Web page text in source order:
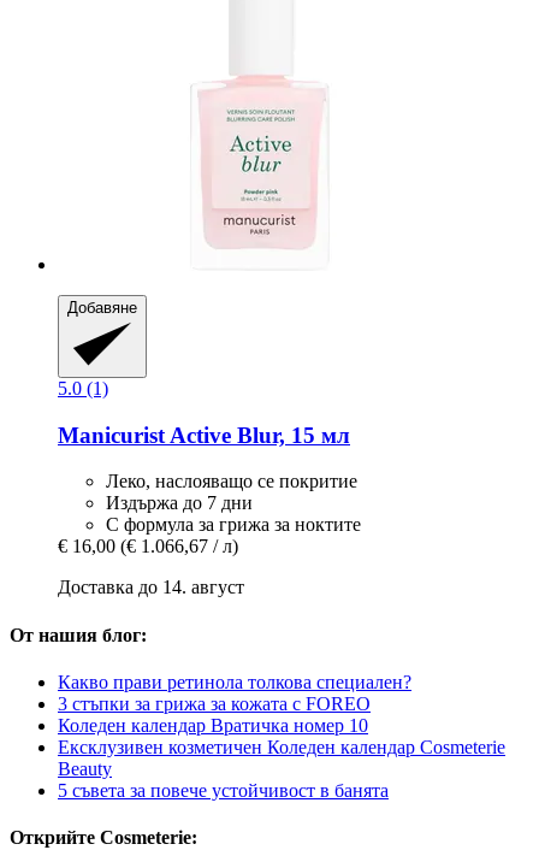
Добавяне
5.0 (1)
Manicurist Active Blur, 15 мл
Леко, наслояващо се покритие
Издържа до 7 дни
С формула за грижа за ноктите
€ 16,00 (€ 1.066,67 / л)
Доставка до 14. август
От нашия блог:
Какво прави ретинола толкова специален?
3 стъпки за грижа за кожата с FOREO
Коледен календар Вратичка номер 10
Ексклузивен козметичен Коледен календар Cosmeterie
Beauty
5 съвета за повече устойчивост в банята
Открийте Cosmeterie: